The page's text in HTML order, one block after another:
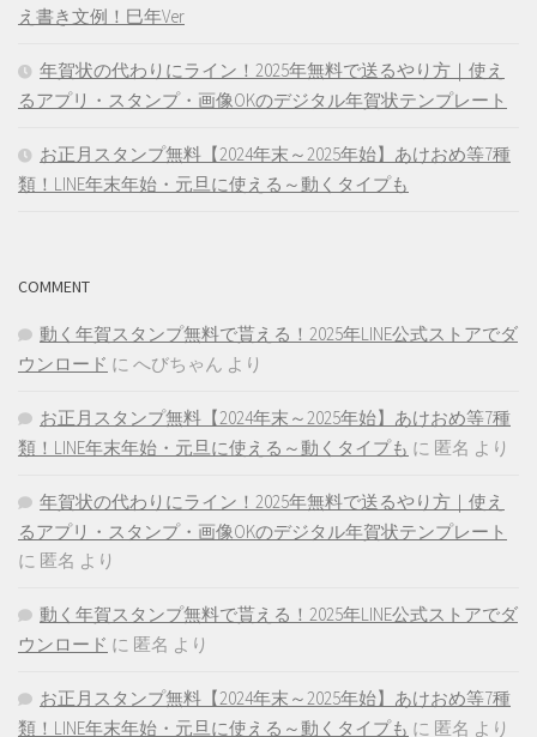
え書き文例！巳年Ver
年賀状の代わりにライン！2025年無料で送るやり方｜使え
るアプリ・スタンプ・画像OKのデジタル年賀状テンプレート
お正月スタンプ無料【2024年末～2025年始】あけおめ等7種
類！LINE年末年始・元旦に使える～動くタイプも
COMMENT
動く年賀スタンプ無料で貰える！2025年LINE公式ストアでダ
ウンロード に へびちゃん より
お正月スタンプ無料【2024年末～2025年始】あけおめ等7種
類！LINE年末年始・元旦に使える～動くタイプも に 匿名 より
年賀状の代わりにライン！2025年無料で送るやり方｜使え
るアプリ・スタンプ・画像OKのデジタル年賀状テンプレート
に 匿名 より
動く年賀スタンプ無料で貰える！2025年LINE公式ストアでダ
ウンロード に 匿名 より
お正月スタンプ無料【2024年末～2025年始】あけおめ等7種
類！LINE年末年始・元旦に使える～動くタイプも に 匿名 より